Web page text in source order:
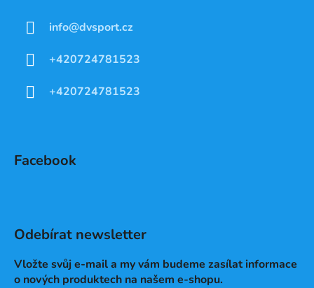
info@dvsport.cz
+420724781523
+420724781523
Facebook
Odebírat newsletter
Vložte svůj e-mail a my vám budeme zasílat informace
o nových produktech na našem e-shopu.